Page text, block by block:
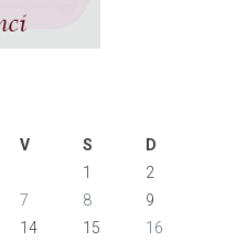
V S
D
1
2
7 8
9
14 15
16